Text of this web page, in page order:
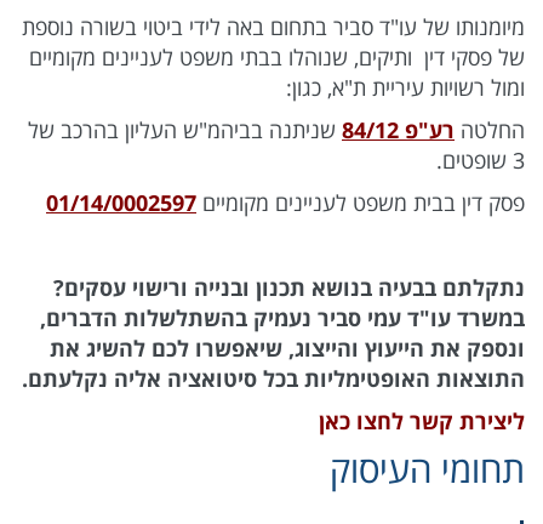
מיומנותו של עו"ד סביר בתחום באה לידי ביטוי בשורה נוספת
של פסקי דין ותיקים, שנוהלו בבתי משפט לעניינים מקומיים
ומול רשויות עיריית ת"א, כגון:
החלטה רע"פ 84/12
שניתנה בביהמ"ש העליון בהרכב של
3 שופטים.
פסק דין בבית משפט לעניינים מקומיים 01/14/0002597
נתקלתם בבעיה בנושא תכנון ובנייה ורישוי עסקים?
במשרד עו"ד עמי סביר נעמיק בהשתלשלות הדברים,
ונספק את הייעוץ והייצוג, שיאפשרו לכם להשיג את
התוצאות האופטימליות בכל סיטואציה אליה נקלעתם.
ליצירת קשר לחצו כאן
תחומי העיסוק